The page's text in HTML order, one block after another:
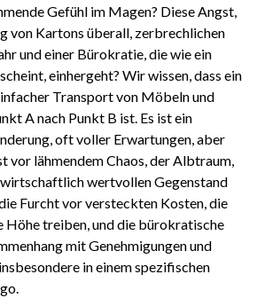
Gefühl im Magen? Diese Angst,
von Kartons überall, zerbrechlichen
und einer Bürokratie, die wie ein
einhergeht? Wir wissen, dass ein
Transport von Möbeln und
A nach Punkt B ist. Es ist ein
oft voller Erwartungen, aber
vor lähmendem Chaos, der Albtraum,
wertvollen Gegenstand
Furcht vor versteckten Kosten, die
Höhe treiben, und die bürokratische
mit Genehmigungen und
in einem spezifischen